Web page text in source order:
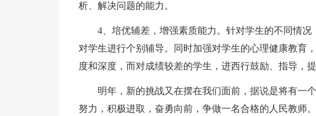
析、解决问题的能力。
4、培优辅差，增强素质能力。针对学生的不同情
对学生进行个别辅导。同时加强对学生的心理健康教育
度和深度，而对成绩较差的学生，进西行鼓励、指导，
明年，新的挑战又在摆在我们面前，据说是将有一
努力，积极进取，奋勇向前，争做一名合格的人民教师。